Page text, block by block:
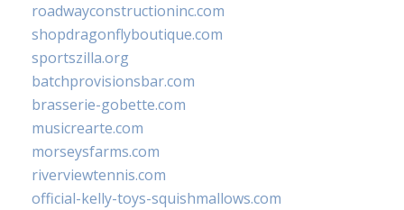
roadwayconstructioninc.com
shopdragonflyboutique.com
sportszilla.org
batchprovisionsbar.com
brasserie-gobette.com
musicrearte.com
morseysfarms.com
riverviewtennis.com
official-kelly-toys-squishmallows.com